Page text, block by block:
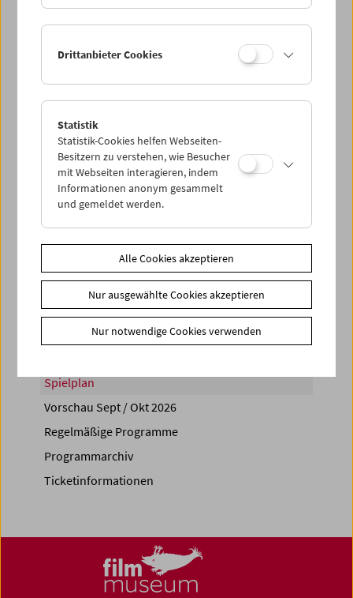
Sa 18.6.
PROGRAMM ÜBERBLICK
Share on
Spielplan
Vorschau Sept / Okt 2026
Regelmäßige Programme
Programmarchiv
Ticketinformationen
Drittanbieter Cookies
Statistik
Statistik-Cookies helfen Webseiten-
Besitzern zu verstehen, wie Besucher
mit Webseiten interagieren, indem
Informationen anonym gesammelt
und gemeldet werden.
Alle Cookies akzeptieren
Nur ausgewählte Cookies akzeptieren
Nur notwendige Cookies verwenden